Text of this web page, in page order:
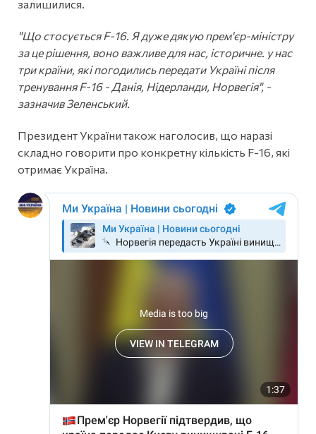
залишилися.
"Що стосується F-16. Я дуже дякую прем'єр-міністру
за це рішення, воно важливе для нас, історичне. у нас
три країни, які погодились передати Україні після
тренування F-16 - Данія, Нідерланди, Норвегія", -
зазначив Зеленський.
Президент України також наголосив, що наразі
складно говорити про конкретну кількість F-16, які
отримає Україна.